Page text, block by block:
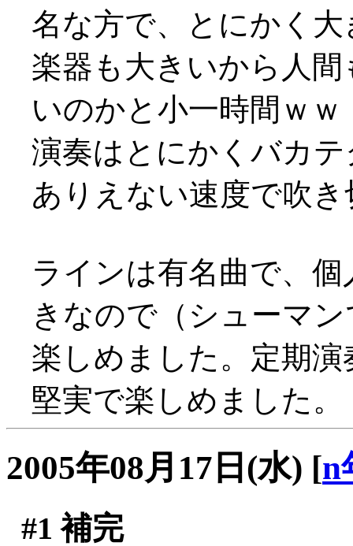
名な方で、とにかく大
楽器も大きいから人
いのかと小一時間ｗｗ
演奏はとにかくバカ
ありえない速度で吹
ラインは有名曲で、
きなので（シューマ
楽しめました。定期
堅実で楽しめました。
2005年08月17日(水) [n
#1 補完